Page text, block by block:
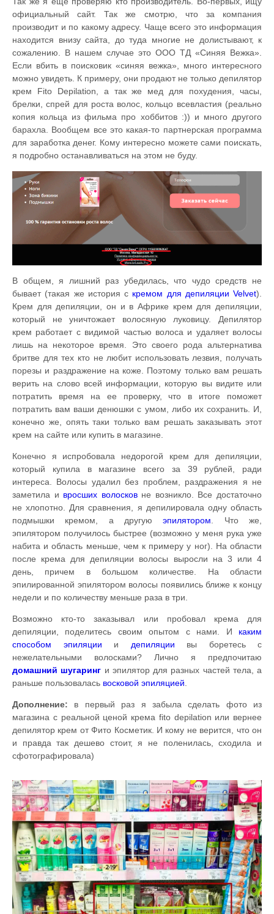
официальный сайт. Так же смотрю, что за компания
производит и по какому адресу. Чаще всего это информация
находится внизу сайта, до туда многие не долистывают, к
сожалению. В нашем случае это ООО ТД «Синяя Вежка».
Если вбить в поисковик «синяя вежка», много интересного
можно увидеть. К примеру, они продают не только депилятор
крем Fito Depilation, а так же мед для похудения, часы,
брелки, спрей для роста волос, кольцо всевластия (реально
копия кольца из фильма про хоббитов :)) и много другого
барахла. Вообщем все это какая-то партнерская программа
для заработка денег. Кому интересно можете сами поискать,
я подробно останавливаться на этом не буду.
В общем, я лишний раз убедилась, что чудо средств не
бывает (такая же история с кремом для депиляции Velvet).
Крем для депиляции, он и в Африке крем для депиляции,
который не уничтожает волосяную луковицу. Депилятор
крем работает с видимой частью волоса и удаляет волосы
лишь на некоторое время. Это своего рода альтернатива
бритве для тех кто не любит использовать лезвия, получать
порезы и раздражение на коже. Поэтому только вам решать
верить на слово всей информации, которую вы видите или
потратить время на ее проверку, что в итоге поможет
потратить вам ваши денюшки с умом, либо их сохранить. И,
конечно же, опять таки только вам решать заказывать этот
крем на сайте или купить в магазине.
Конечно я испробовала недорогой крем для депиляции,
который купила в магазине всего за 39 рублей, ради
интереса. Волосы удалил без проблем, раздражения я не
заметила и вросших волосковне возникло. Все достаточно
не хлопотно. Для сравнения, я депилировала одну область
подмышки кремом, а другуюэпилятором. Что же,
эпилятором получилось быстрее (возможно у меня рука уже
набита и область меньше, чем к примеру у ног). На области
после крема для депиляции волосы выросли на 3 или 4
день, причем в большом количестве. На области
эпилированной эпилятором волосы появились ближе к концу
недели и по количеству меньше раза в три.
Возможно кто-то заказывал или пробовал крема для
депиляции, поделитесь своим опытом с нами. И каким
способом эпиляции и депиляции вы боретесь с
нежелательными волосками? Лично я предпочитаю
домашний шугаринг и эпилятор для разных частей тела, а
раньше пользовалась восковой эпиляцией.
Дополнение: в первый раз я забыла сделать фото из
магазина с реальной ценой крема fito depilation или вернее
депилятор крем от Фито Косметик. И кому не верится, что он
и правда так дешево стоит, я не поленилась, сходила и
сфотографировала)